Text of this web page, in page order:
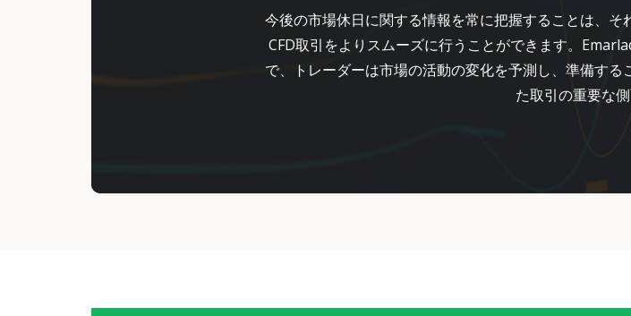
今後の市場休日に関する情報を常に把握することは、そ
CFD取引をよりスムーズに行うことができます。
で、トレーダーは市場の活動の変化を予測し、準備す
た取引の重要な側